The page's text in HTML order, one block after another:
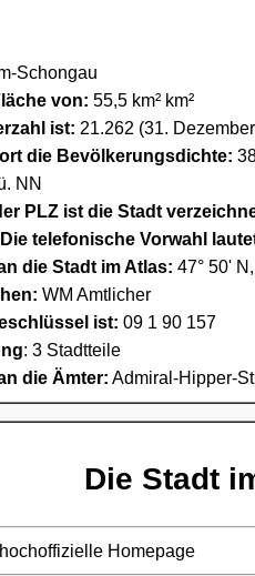
Schongau
von: 55,5 km² km²
ist: 21.262 (31.
die Bevölkerungsdichte:
NN
PLZ ist die Stadt
telefonische Vorwahl
die Stadt im Atlas: 47° 50'
WM Amtlicher
ist: 09 1 90 157
: 3 Stadtteile
die Ämter: Admiral-Hipper-
Die Stadt
Homepage